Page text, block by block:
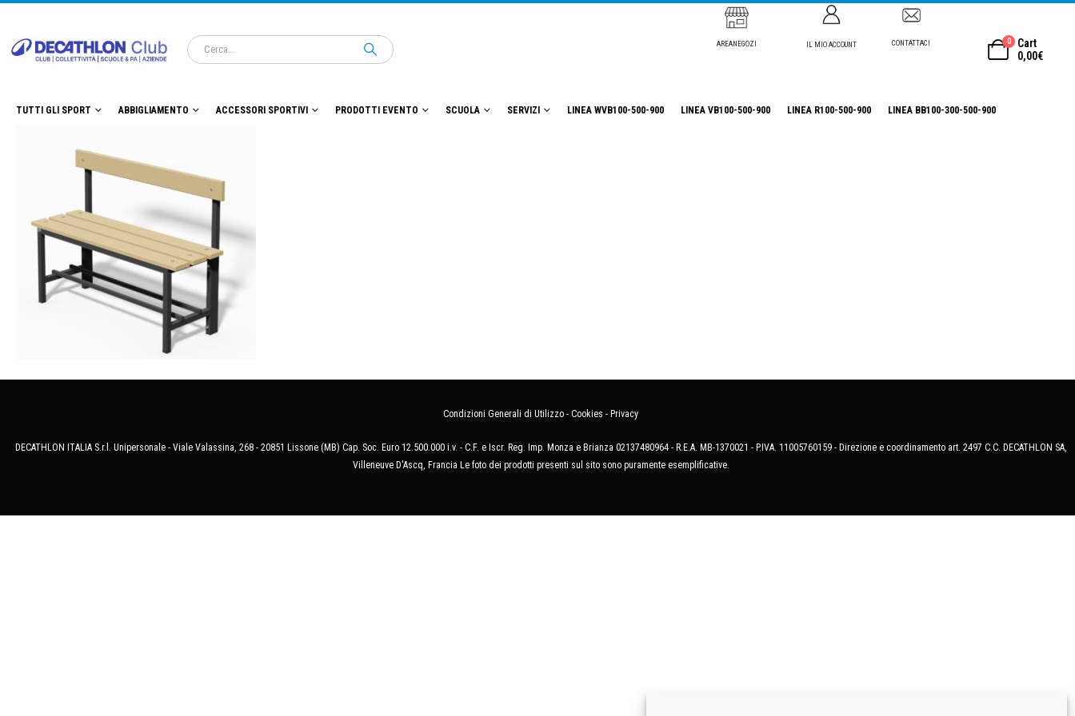
AREANEGOZI IL MIO ACCOUNT CONTATTACI 0
Cart
0,00€
TUTTI GLI SPORT ABBIGLIAMENTO ACCESSORI SPORTIVI PRODOTTI EVENTO SCUOLA SERVIZI LINEA WVB100-500-900 LINEA VB100-500-900 LINEA R100-500-900 LINEA BB100-300-500-900
Condizioni Generali di Utilizzo - Cookies - Privacy
DECATHLON ITALIA S.r.l. Unipersonale - Viale Valassina, 268 - 20851 Lissone (MB) Cap. Soc. Euro 12.500.000 i.v. - C.F. e Iscr. Reg. Imp. Monza e Brianza 02137480964 - R.E.A. MB-1370021 - P.IVA. 11005760159 - Direzione e coordinamento art. 2497 C.C. DECATHLON SA,
Villeneuve D'Ascq, Francia Le foto dei prodotti presenti sul sito sono puramente esemplificative.